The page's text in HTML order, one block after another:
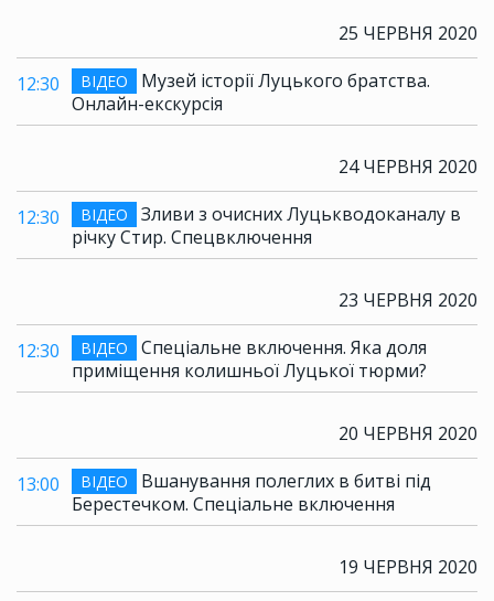
25 ЧЕРВНЯ 2020
12:30 ВІДЕО
Музей історії Луцького братства.
Онлайн-екскурсія
24 ЧЕРВНЯ 2020
12:30 ВІДЕО
Зливи з очисних Луцькводоканалу в
річку Стир. Спецвключення
23 ЧЕРВНЯ 2020
12:30 ВІДЕО
Спеціальне включення. Яка доля
приміщення колишньої Луцької тюрми?
20 ЧЕРВНЯ 2020
13:00 ВІДЕО
Вшанування полеглих в битві під
Берестечком. Спеціальне включення
19 ЧЕРВНЯ 2020